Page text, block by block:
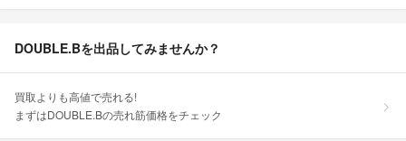
DOUBLE.Bを出品してみませんか？
買取よりも高値で売れる!
まずはDOUBLE.Bの売れ筋価格をチェック